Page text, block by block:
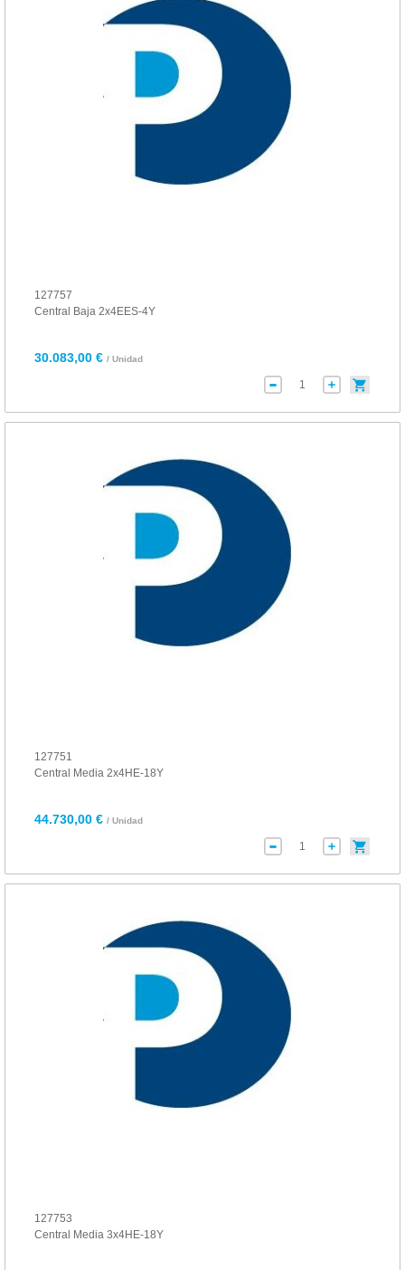
127757
Central Baja 2x4EES-4Y
30.083,00 € / Unidad
127751
Central Media 2x4HE-18Y
44.730,00 € / Unidad
127753
Central Media 3x4HE-18Y